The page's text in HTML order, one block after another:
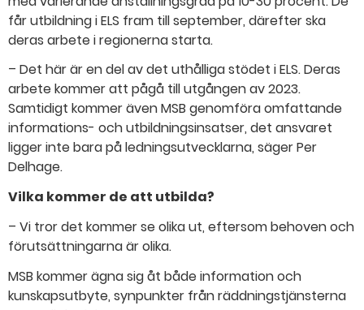
får utbildning i ELS fram till september, därefter ska
deras arbete i regionerna starta.
– Det här är en del av det uthålliga stödet i ELS. Deras
arbete kommer att pågå till utgången av 2023.
Samtidigt kommer även MSB genomföra omfattande
informations- och utbildningsinsatser, det ansvaret
ligger inte bara på ledningsutvecklarna, säger Per
Delhage.
Vilka kommer de att utbilda?
– Vi tror det kommer se olika ut, eftersom behoven och
förutsättningarna är olika.
MSB kommer ägna sig åt både information och
kunskapsutbyte, synpunkter från räddningstjänsterna